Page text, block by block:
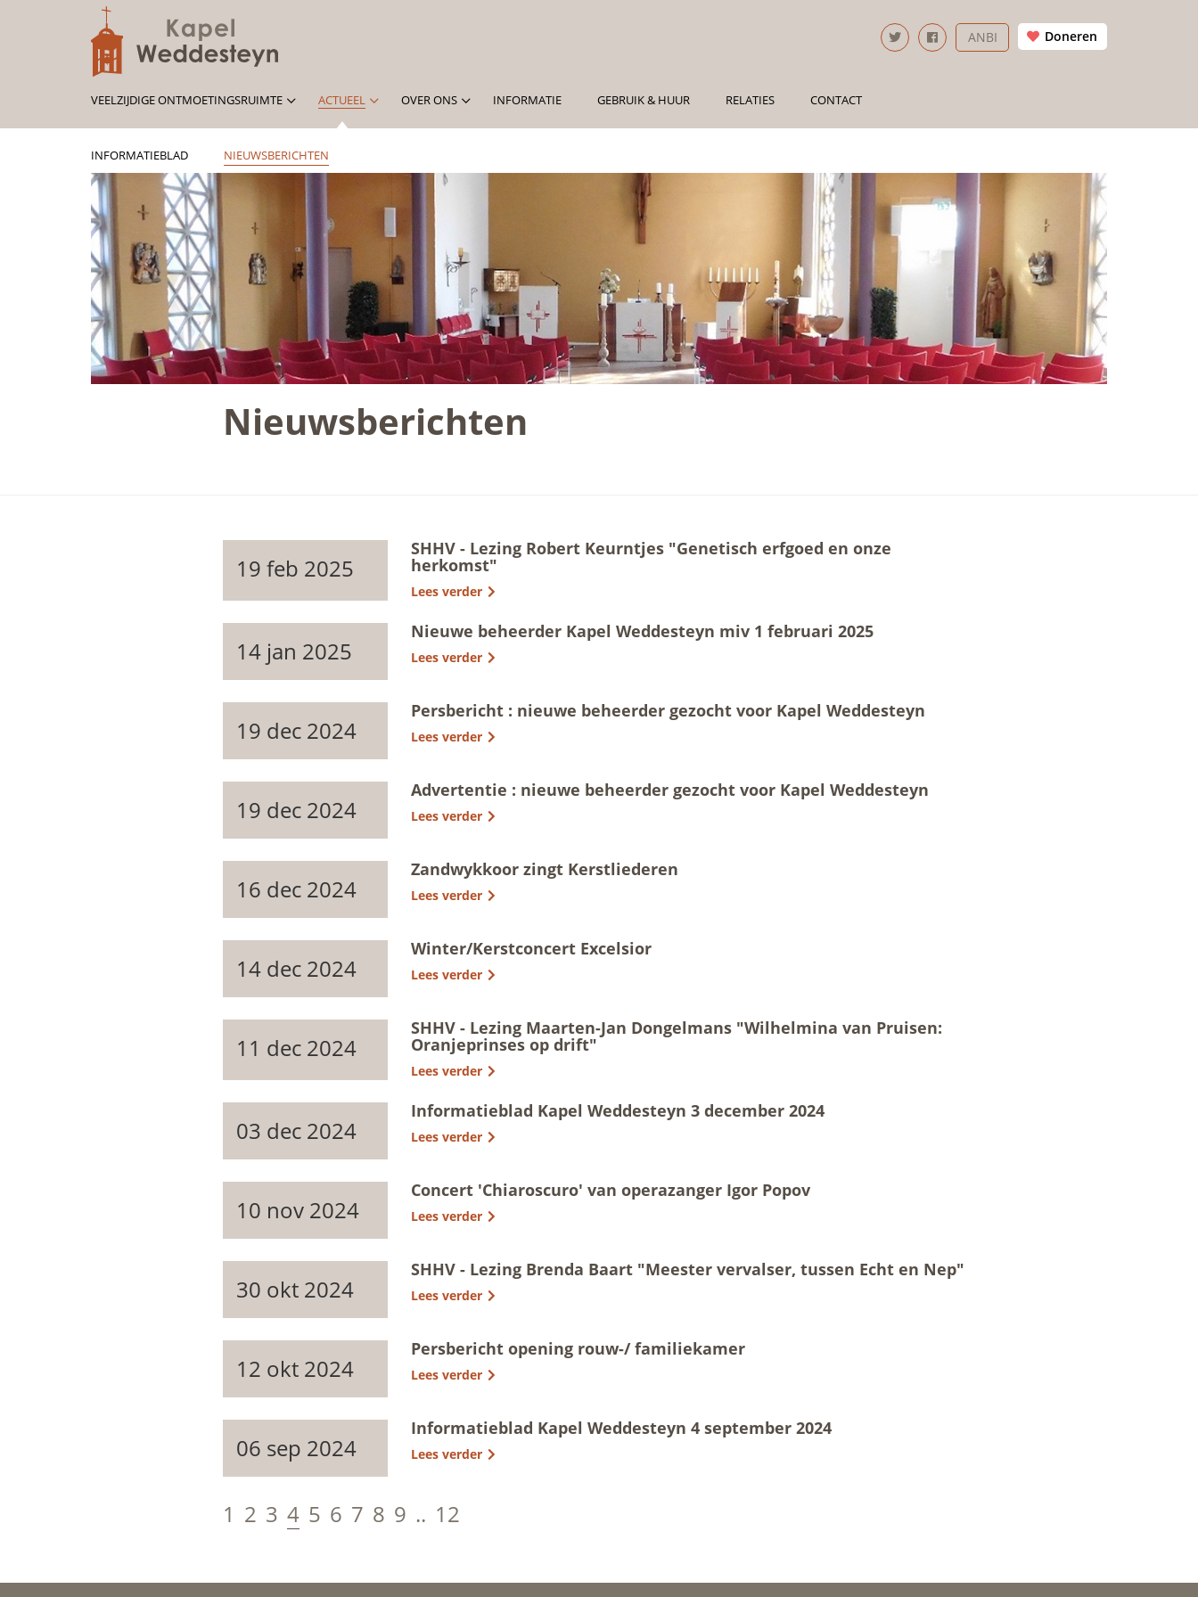
ANBI Doneren
VEELZIJDIGE ONTMOETINGSRUIMTE ACTUEEL
INFORMATIEBLAD NIEUWSBERICHTEN
OVER ONS INFORMATIE GEBRUIK & HUUR RELATIES CONTACT
Nieuwsberichten
19 feb 2025
SHHV - Lezing Robert Keurntjes "Genetisch erfgoed en onze
herkomst"
Lees verder
14 jan 2025
Nieuwe beheerder Kapel Weddesteyn miv 1 februari 2025
Lees verder
19 dec 2024
Persbericht : nieuwe beheerder gezocht voor Kapel Weddesteyn
Lees verder
19 dec 2024
Advertentie : nieuwe beheerder gezocht voor Kapel Weddesteyn
Lees verder
16 dec 2024
Zandwykkoor zingt Kerstliederen
Lees verder
14 dec 2024
Winter/Kerstconcert Excelsior
Lees verder
11 dec 2024
SHHV - Lezing Maarten-Jan Dongelmans "Wilhelmina van Pruisen:
Oranjeprinses op drift"
Lees verder
03 dec 2024
Informatieblad Kapel Weddesteyn 3 december 2024
Lees verder
10 nov 2024
Concert 'Chiaroscuro' van operazanger Igor Popov
Lees verder
30 okt 2024
SHHV - Lezing Brenda Baart "Meester vervalser, tussen Echt en Nep"
Lees verder
12 okt 2024
Persbericht opening rouw-/ familiekamer
Lees verder
06 sep 2024
Informatieblad Kapel Weddesteyn 4 september 2024
Lees verder
1 2 3 4 5 6 7 8 9 .. 12